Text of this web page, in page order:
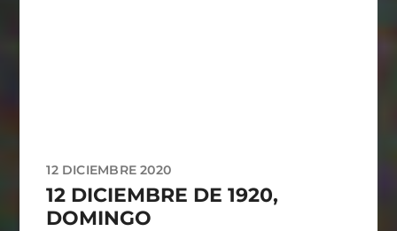
12 DICIEMBRE 2020
12 DICIEMBRE DE 1920,
DOMINGO